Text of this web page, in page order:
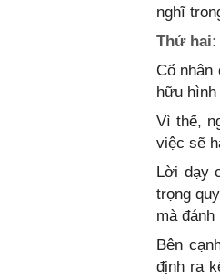
nghĩ
Thứ
Cổ
hữu
Vì thế,
việc sẽ
Lời dạy
trọng
mà
Bên
định ra